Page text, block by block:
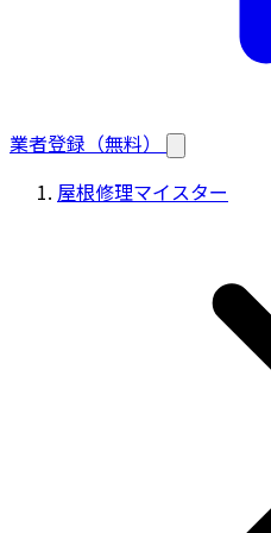
業者登録（無料）
屋根修理マイスター